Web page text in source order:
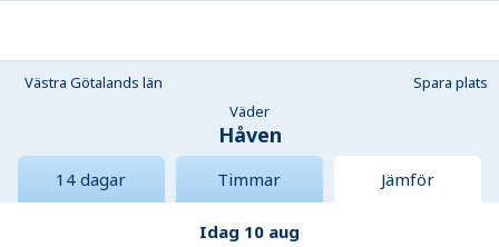
Västra Götalands län
Spara plats
Väder
Håven
14 dagar Timmar Jämför
Idag 10 aug